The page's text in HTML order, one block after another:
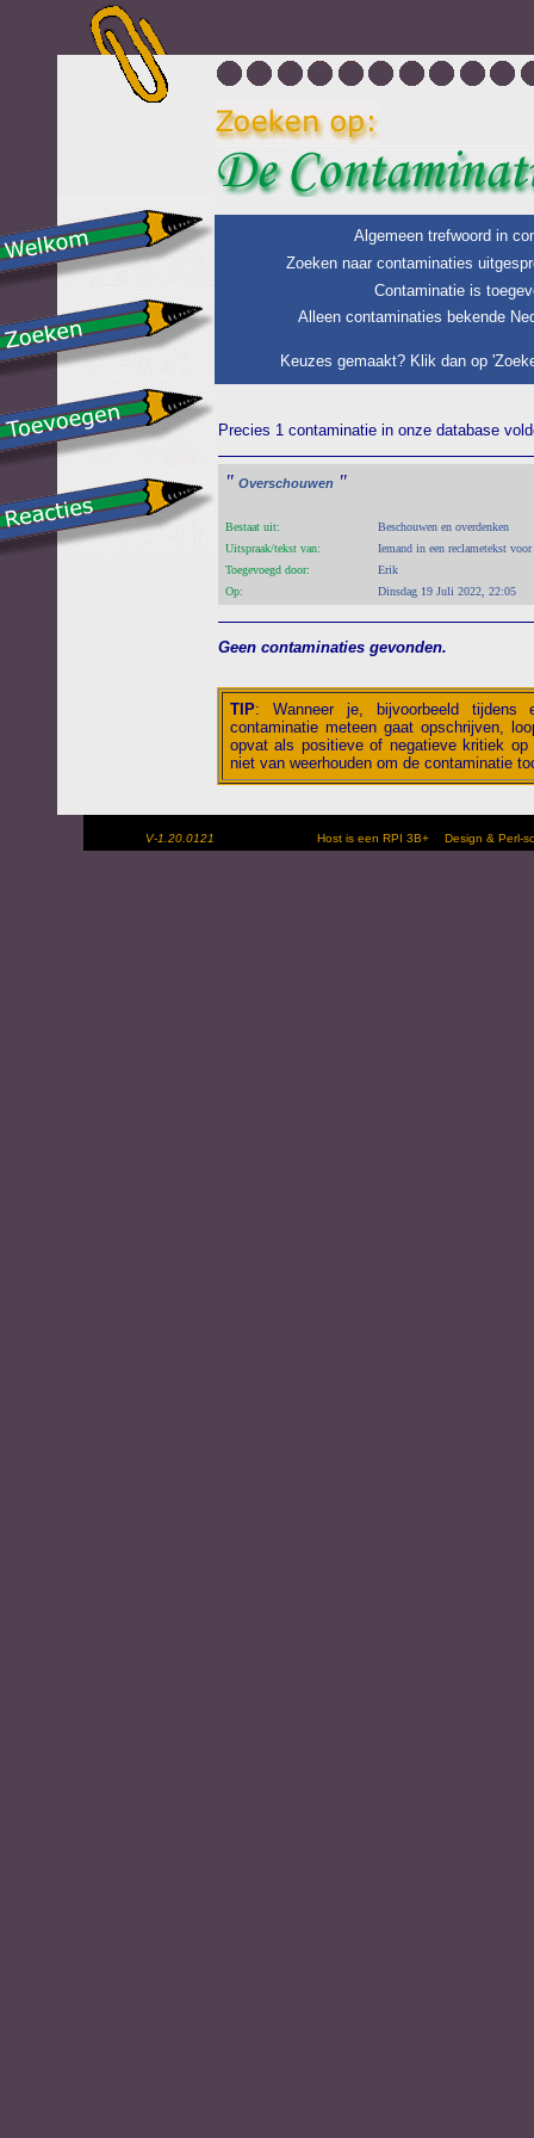
Algemeen trefwoord in
Zoeken naar contaminaties
Contaminatie is
Alleen contaminaties bekende
Keuzes gemaakt? Klik dan op
Precies 1 contaminatie in onze database
" Overschouwen "
Bestaat uit:
Beschouwen en overdenken
Uitspraak/tekst van:
Iemand in een reclametekst
Toegevoegd door:
Erik
Op:
Dinsdag 19 Juli 2022, 22:05
Geen contaminaties gevonden.
TIP: Wanneer je, bijvoorbeeld tijdens
contaminatie meteen gaat opschrijven,
opvat als positieve of negatieve kritiek
niet van weerhouden om de contaminatie
V-1.20.0121 Host is een RPI 3B+ Design &